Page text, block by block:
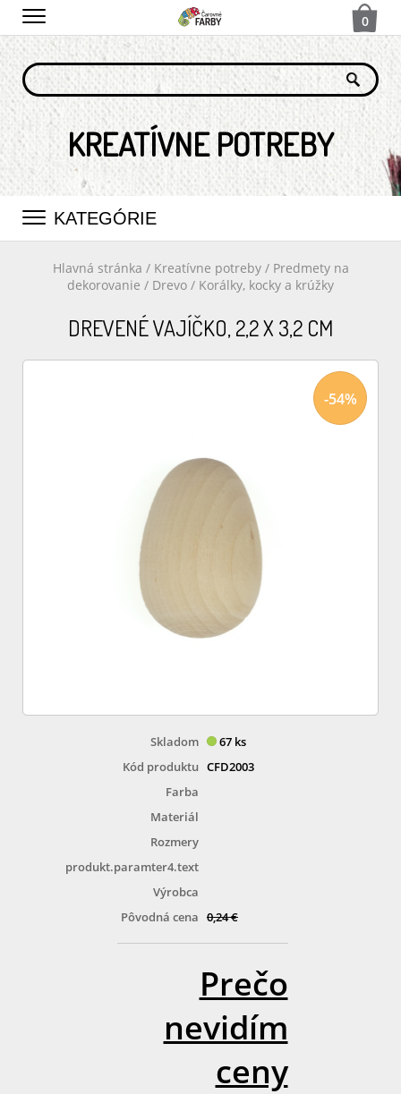
0
KREATÍVNE POTREBY
KATEGÓRIE
Hlavná stránka / Kreatívne potreby/ Predmety na
dekorovanie / Drevo / Korálky, kocky a krúžky
DREVENÉ VAJÍČKO, 2,2 X 3,2 CM
-54%
Skladom
67 ks
Kód produktu CFD2003
Farba
Materiál
Rozmery
produkt.paramter4.text
Výrobca
Pôvodná cena 0,24 €
Prečo
nevidím
ceny